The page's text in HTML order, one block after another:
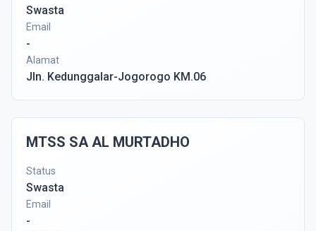
Swasta
Email
-
Alamat
Jln. Kedunggalar-Jogorogo KM.06
MTSS SA AL MURTADHO
Status
Swasta
Email
-